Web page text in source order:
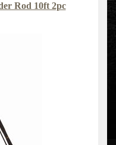
Rod 10ft 2pc